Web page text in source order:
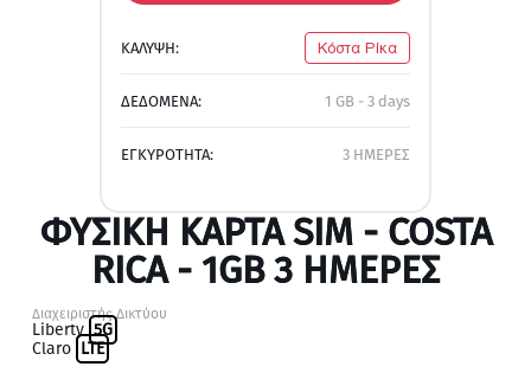
ΚΑΛΥΨΗ: Κόστα Ρίκα
ΔΕΔΟΜΕΝΑ: 1 GB - 3 days
ΕΓΚΥΡΟΤΗΤΑ: 3 ΗΜΕΡΕΣ
ΦΥΣΙΚΉ ΚΆΡΤΑ SIM - COSTA
RICA - 1GB 3 ΗΜΕΡΕΣ
Διαχειριστής Δικτύου
Liberty 5G
Claro LTE